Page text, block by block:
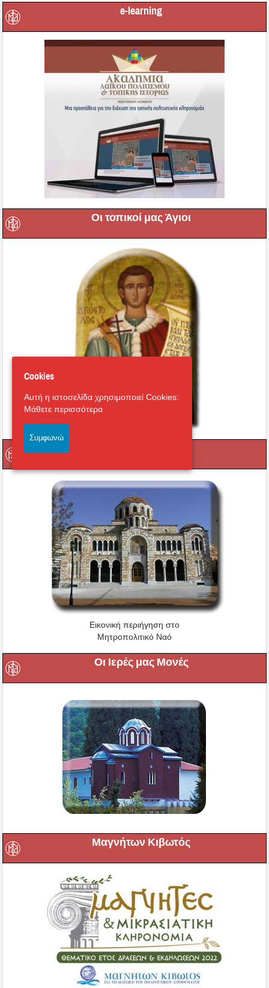
e-learning
Οι τοπικοί μας Άγιοι
Εικονική περιήγηση στο
Μητροπολιτικό Ναό
Οι Ιερές μας Μονές
Μαγνήτων Κιβωτός
Cookies
Αυτή η ιστοσελίδα χρησιμοποιεί Cookies:
Μάθετε περισσότερα
Συμφωνώ